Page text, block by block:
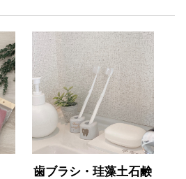
歯ブラシ・珪藻土石鹸